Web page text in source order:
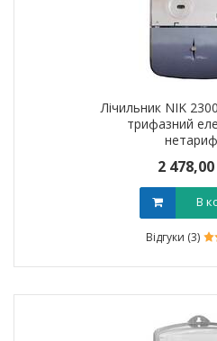
Лічильник NIK
трифазний
2
В
Відгуки (3)